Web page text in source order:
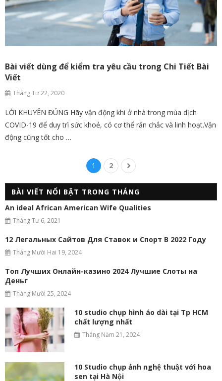
Bài viết dùng để kiểm tra yêu cầu trong Chi Tiết Bài
Viết
Tháng Tư 22, 2020
LỜI KHUYÊN ĐÚNG Hãy vận động khi ở nhà trong mùa dịch
COVID-19 để duy trì sức khoẻ, có cơ thể rắn chắc và linh hoạt.Vận
động cũng tốt cho …
1 2
BÀI VIẾT NỔI BẬT TRONG THÁNG
An ideal African American Wife Qualities
Tháng Tư 6, 2021
12 Легальных Сайтов Для Ставок и Спорт В 2022 Году
Tháng Mười Hai 19, 2024
Топ Лучших Онлайн-казино 2024 Лучшие Слоты на
Деньг
Tháng Mười 25, 2024
10 studio chụp hình áo dài tại Tp HCM
chất lượng nhất
Tháng Năm 21, 2024
10 Studio chụp ảnh nghệ thuật với hoa
sen tại Hà Nội